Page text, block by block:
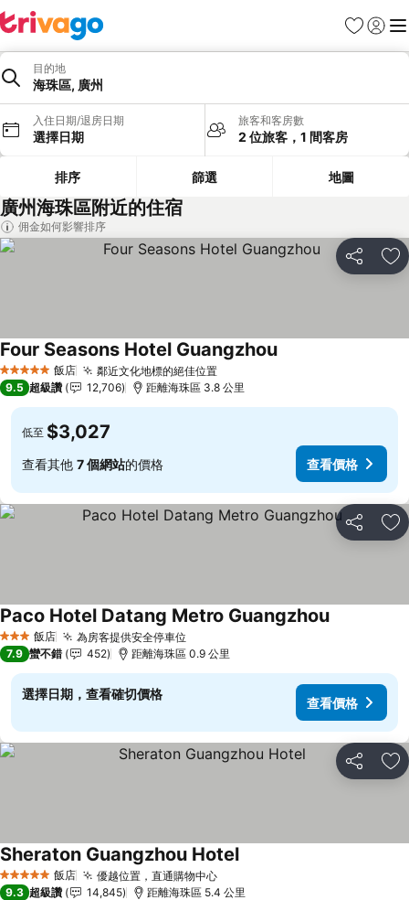
我的最愛
登入 選
目的地
海珠區, 廣州
入住日期/退房日期
選擇日期
旅客和客房數
2 位旅客，1 間客房
排序 篩選 地圖
廣州海珠區附近的住宿
佣金如何影響排序
分享 加
5 星級 飯店 鄰近文化地標的絕佳位置查看價格
Four Seasons Hotel Guangzhou查看價格
9.5 超級讚 12,706 距離海珠區 3.8 公里
低至 $3,027
查看其他 7 個網站的價格 查看價格
分享 加
3 星級 飯店 為房客提供安全停車位查看價格
Paco Hotel Datang Metro Guangzhou查看價格
7.9 蠻不錯 452 距離海珠區 0.9 公里
選擇日期，查看確切價格
查看價格
分享 加
5 星級 飯店 優越位置，直通購物中心查看價格
Sheraton Guangzhou Hotel查看價格
9.3 超級讚 14,845 距離海珠區 5.4 公里